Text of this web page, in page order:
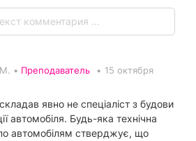
• Преподаватель • 15 октября
явно не спеціаліст з будови
автомобіля. Будь-яка технічна
автомобілям стверджує, що